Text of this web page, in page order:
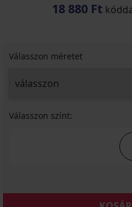
18 880 Ft
Válasszon méretet
Válasszon színt: